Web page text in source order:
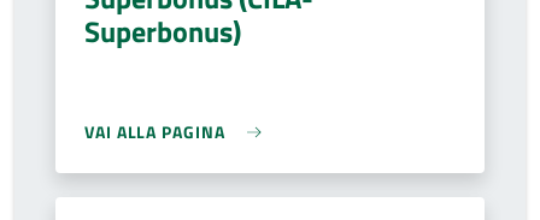
Superbonus)
VAI ALLA PAGINA